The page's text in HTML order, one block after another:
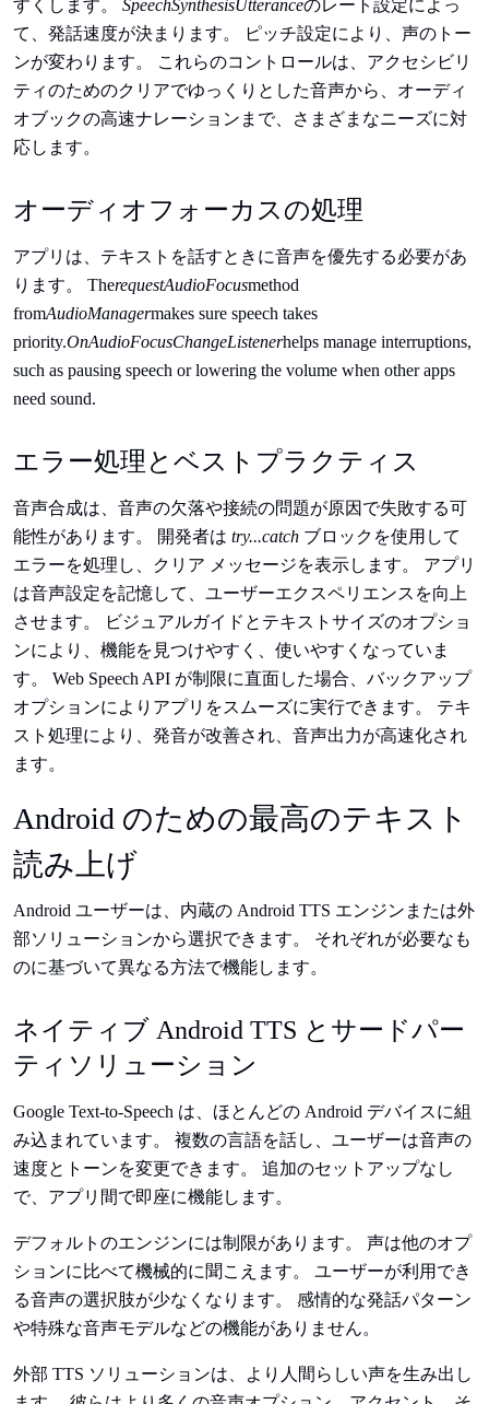
すくします。 SpeechSynthesisUtteranceのレート設定によっ
て、発話速度が決まります。 ピッチ設定により、声のトー
ンが変わります。 これらのコントロールは、アクセシビリ
ティのためのクリアでゆっくりとした音声から、オーディ
オブックの高速ナレーションまで、さまざまなニーズに対
応します。
オーディオフォーカスの処理
アプリは、テキストを話すときに音声を優先する必要があ
ります。 TherequestAudioFocusmethod
fromAudioManagermakes sure speech takes
priority.OnAudioFocusChangeListenerhelps manage interruptions,
such as pausing speech or lowering the volume when other apps
need sound.
エラー処理とベストプラクティス
音声合成は、音声の欠落や接続の問題が原因で失敗する可
能性があります。 開発者は try...catch ブロックを使用して
エラーを処理し、クリア メッセージを表示します。 アプリ
は音声設定を記憶して、ユーザーエクスペリエンスを向上
させます。 ビジュアルガイドとテキストサイズのオプショ
ンにより、機能を見つけやすく、使いやすくなっていま
す。 Web Speech API が制限に直面した場合、バックアップ
オプションによりアプリをスムーズに実行できます。 テキ
スト処理により、発音が改善され、音声出力が高速化され
ます。
Android のための最高のテキスト
読み上げ
Android ユーザーは、内蔵の Android TTS エンジンまたは外
部ソリューションから選択できます。 それぞれが必要なも
のに基づいて異なる方法で機能します。
ネイティブ Android TTS とサードパー
ティソリューション
Google Text-to-Speech は、ほとんどの Android デバイスに組
み込まれています。 複数の言語を話し、ユーザーは音声の
速度とトーンを変更できます。 追加のセットアップなし
で、アプリ間で即座に機能します。
デフォルトのエンジンには制限があります。 声は他のオプ
ションに比べて機械的に聞こえます。 ユーザーが利用でき
る音声の選択肢が少なくなります。 感情的な発話パターン
や特殊な音声モデルなどの機能がありません。
外部 TTS ソリューションは、より人間らしい声を生み出し